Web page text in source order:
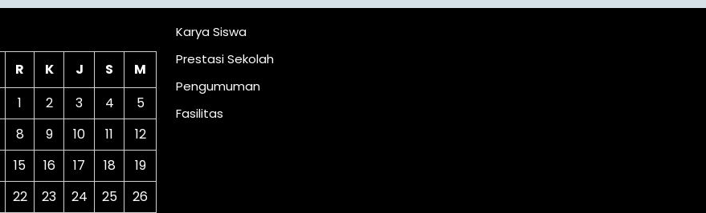
R K J S
M
1
2 3 4
5
8 9 10 11
12
15 16 17 18
19
22 23 24 25 26
Karya Siswa
Prestasi Sekolah
Pengumuman
Fasilitas